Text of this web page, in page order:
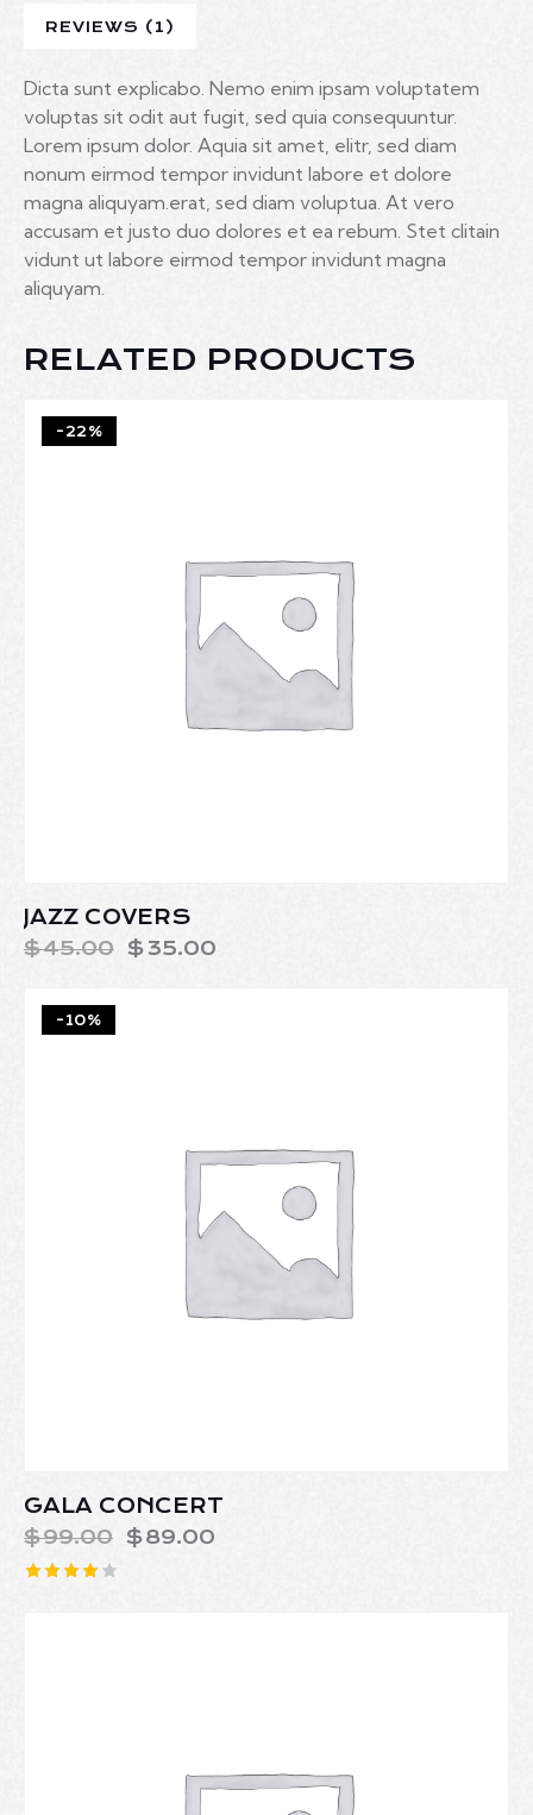
REVIEWS (1)
Dicta sunt explicabo. Nemo enim ipsam voluptatem
voluptas sit odit aut fugit, sed quia consequuntur.
Lorem ipsum dolor. Aquia sit amet, elitr, sed diam
nonum eirmod tempor invidunt labore et dolore
magna aliquyam.erat, sed diam voluptua. At vero
accusam et justo duo dolores et ea rebum. Stet clitain
vidunt ut labore eirmod tempor invidunt magna
aliquyam.
RELATED PRODUCTS
-22%
JAZZ COVERS
$45.00 $35.00
-10%
GALA CONCERT
$99.00 $89.00